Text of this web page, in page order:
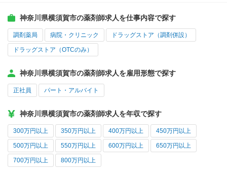
神奈川県横須賀市の薬剤師求人を仕事内容で探す
調剤薬局 病院・クリニック ドラッグストア（調剤併設）
ドラッグストア（OTCのみ）
神奈川県横須賀市の薬剤師求人を雇用形態で探す
正社員 パート・アルバイト
神奈川県横須賀市の薬剤師求人を年収で探す
300万円以上 350万円以上 400万円以上 450万円以上
500万円以上 550万円以上 600万円以上 650万円以上
700万円以上 800万円以上